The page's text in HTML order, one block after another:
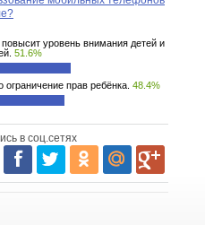
повысит уровень внимания детей и
51.6%
ограничение прав ребёнка. 48.4%
в соц.сетях